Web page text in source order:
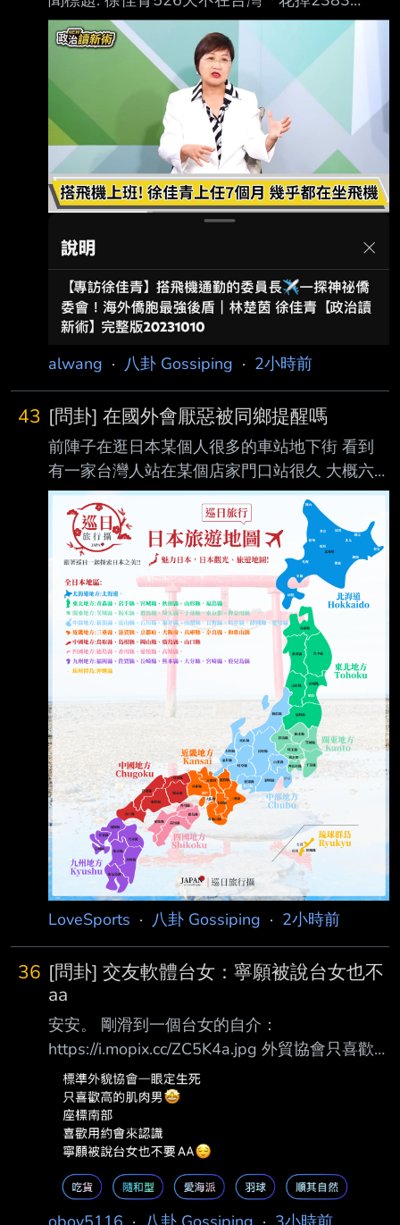
萬」！遭爆「就地休假」兼過年，本人出面回應
了 4.完整新聞內文: 僑務委員會委員長徐佳青的
海外考察行程近日引發政壇風波。台灣民眾黨立
法院黨團揭露 相關數據指稱，徐佳青自民國111
年至今，累積出國天數已高達526天，總計花費
公款金額 達2383萬3872元，平均每年有將近三
分之一的時間人都不在台灣。黨團對此質疑海外
業務 是否有如此龐大的考察需求，並批評部分
行程有假考察、真觀光的嫌疑。 面對民眾黨團
的質疑，
alwang · 八卦 Gossiping · 2小時前
43 [問卦] 在國外會厭惡被同鄉提醒嗎
前陣子在逛日本某個人很多的車站地下街 看到
有一家台灣人站在某個店家門口站很久 大概六
七個人帶很多行李 擋到店家門口某一區商品區
觀察發現已經被好幾組路人瞪了 所以上前提醒
但是對方被講好像很難過 有辯解說有買東西為
什麼不能在那邊等人 我覺得他們繼續站著很可
能會被攻擊性強的沒耐心繞過去的人撞 有帶幼
兒 被撞下去不得了 因為一看站很久就知道是外
國人 走過去聽發音像台灣人我才提醒的 如果是
其他國的我才不想惹事 請問大家到日本旅遊會
厭惡被同鄉提醒嗎？覺得玩得開心突然被說教很
掃興？ 還是會覺得同鄉幫著日本人欺負自己
LoveSports · 八卦 Gossiping · 2小時前
36 [問卦] 交友軟體台女：寧願被說台女也不
aa
安安。 剛滑到一個台女的自介：
https://i.mopix.cc/ZC5K4a.jpg 外貿協會只喜歡
高帥肌肉男， 最後說寧願被說台女也不要aa。
請問這已經是常態了嗎？ 還是她的意思是要請
我吃飯？ 有沒有刈包啊？ --